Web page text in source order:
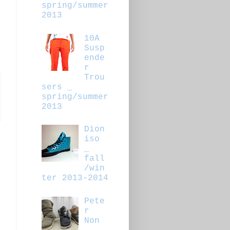
spring/summer
2013
10A
Susp
ende
r
Trou
sers _
spring/summer
2013
Dion
iso
fall
/win
ter 2013-2014
Pete
r
Non